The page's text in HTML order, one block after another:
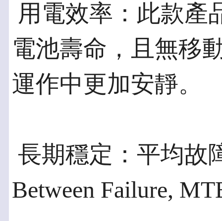
 用電效率：此款
電池壽命，且無移
運作中更加安靜。
 長期穩定：平均
Between Failure,